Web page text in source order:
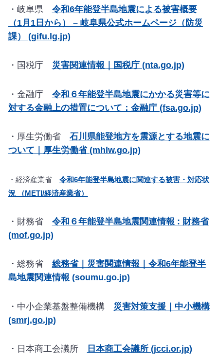
・岐阜県 令和6年能登半島地震による被害概要
（1月1日から） – 岐阜県公式ホームページ（防災
課） (gifu.lg.jp)
・国税庁 災害関連情報｜国税庁 (nta.go.jp)
・金融庁 令和６年能登半島地震にかかる災害等に
対する金融上の措置について：金融庁 (fsa.go.jp)
・厚生労働省 石川県能登地方を震源とする地震に
ついて｜厚生労働省 (mhlw.go.jp)
・ 経済産業省 令和6年能登半島地震に関連する被害・対応状
況 （METI/経済産業省）
・財務省 令和６年能登半島地震関連情報 : 財務省
(mof.go.jp)
・総務省 総務省｜災害関連情報｜令和6年能登半
島地震関連情報 (soumu.go.jp)
・中小企業基盤整備機構 災害対策支援｜中小機構
(smrj.go.jp)
・日本商工会議所 日本商工会議所 (jcci.or.jp)